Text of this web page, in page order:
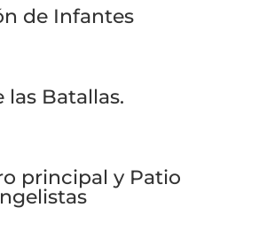
de Infantes
las Batallas.
principal y Patio